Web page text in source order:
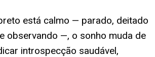
está calmo — parado, deitado
observando —, o sonho muda de
introspecção saudável,